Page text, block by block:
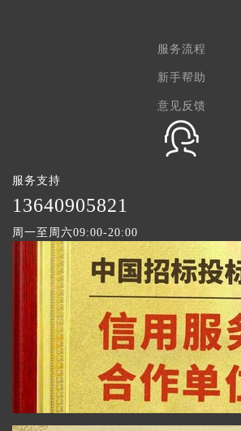
服务流程
新手帮助
意见反馈
服务支持
1 3640905821
周一至周六09:00-20:00